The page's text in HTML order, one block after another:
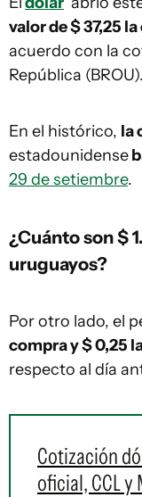
valor de $ 37,25
acuerdo con la
República (BROU).
En el histórico, la
estadounidense
29 de setiembre.
¿Cuánto son $
uruguayos?
Por otro lado, el
compra y $ 0,25
respecto al día
Cotización
oficial, CCL y